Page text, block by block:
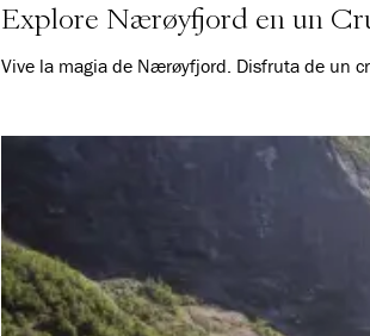
Explore Nærøyfjord en un
Vive la magia de Nærøyfjord. Disfruta de un